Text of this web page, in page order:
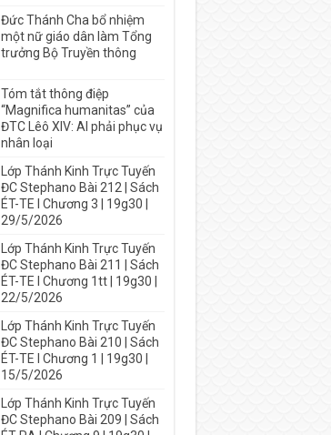
Đức Thánh Cha bổ nhiệm
một nữ giáo dân làm Tổng
trưởng Bộ Truyền thông
Tóm tắt thông điệp
“Magnifica humanitas” của
ĐTC Lêô XIV: AI phải phục vụ
nhân loại
Lớp Thánh Kinh Trực Tuyến
ĐC Stephano Bài 212 | Sách
ÉT-TE I Chương 3 | 19g30 |
29/5/2026
Lớp Thánh Kinh Trực Tuyến
ĐC Stephano Bài 211 | Sách
ÉT-TE I Chương 1tt | 19g30 |
22/5/2026
Lớp Thánh Kinh Trực Tuyến
ĐC Stephano Bài 210 | Sách
ÉT-TE I Chương 1 | 19g30 |
15/5/2026
Lớp Thánh Kinh Trực Tuyến
ĐC Stephano Bài 209 | Sách